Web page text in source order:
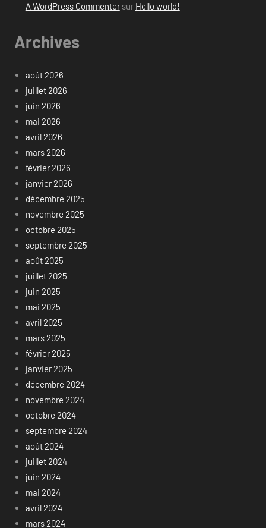
A WordPress Commentersur Hello world!
Archives
août 2026
juillet 2026
juin 2026
mai 2026
avril 2026
mars 2026
février 2026
janvier 2026
décembre 2025
novembre 2025
octobre 2025
septembre 2025
août 2025
juillet 2025
juin 2025
mai 2025
avril 2025
mars 2025
février 2025
janvier 2025
décembre 2024
novembre 2024
octobre 2024
septembre 2024
août 2024
juillet 2024
juin 2024
mai 2024
avril 2024
mars 2024